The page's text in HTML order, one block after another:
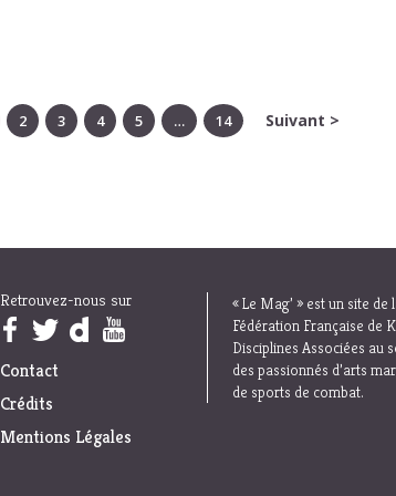
2 3 4 5 … 14 Suivant >
Retrouvez-nous sur
Trouvez nous sur :
Contact
Crédits
Mentions Légales
« Le Mag’ » est un site de
Fédération Française de
Disciplines Associées au
des passionnés d’arts
de sports de combat.